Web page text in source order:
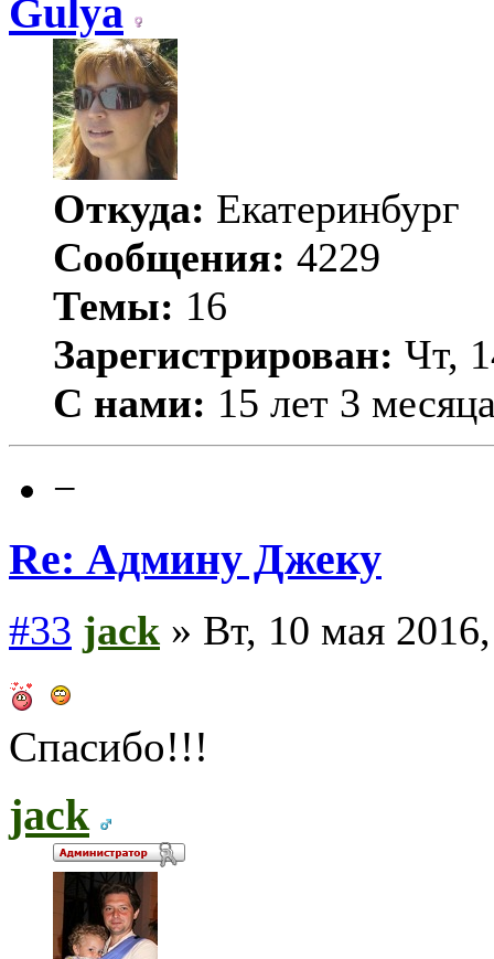
Gulya
Откуда: Екатеринбург
Сообщения: 4229
Темы: 16
Зарегистрирован: Чт,
С нами: 15 лет 3
−
Re: Админу Джеку
#33 jack » Вт, 10 мая
Спасибо!!!
jack